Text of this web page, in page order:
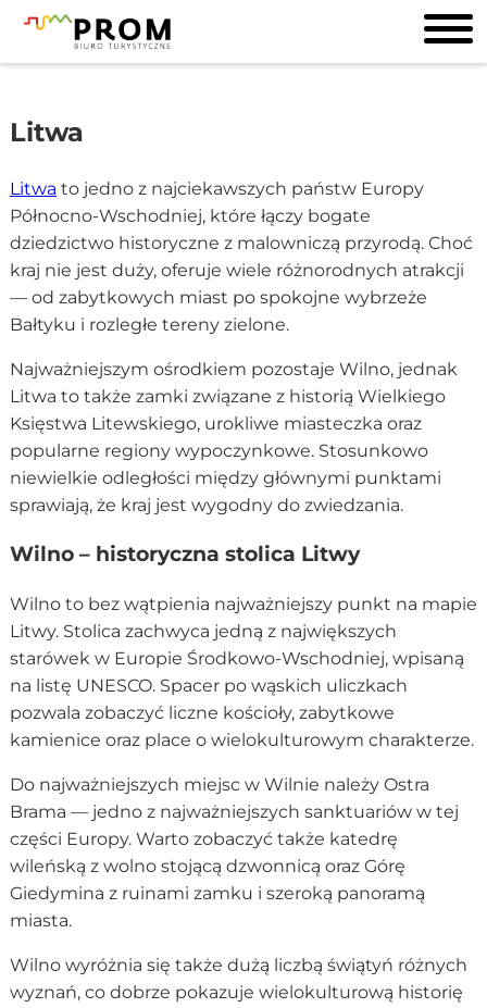
Litwa
Litwa to jedno z najciekawszych państw Europy
Północno-Wschodniej, które łączy bogate
dziedzictwo historyczne z malowniczą przyrodą. Choć
kraj nie jest duży, oferuje wiele różnorodnych atrakcji
— od zabytkowych miast po spokojne wybrzeże
Bałtyku i rozległe tereny zielone.
Najważniejszym ośrodkiem pozostaje Wilno, jednak
Litwa to także zamki związane z historią Wielkiego
Księstwa Litewskiego, urokliwe miasteczka oraz
popularne regiony wypoczynkowe. Stosunkowo
niewielkie odległości między głównymi punktami
sprawiają, że kraj jest wygodny do zwiedzania.
Wilno – historyczna stolica Litwy
Wilno to bez wątpienia najważniejszy punkt na mapie
Litwy. Stolica zachwyca jedną z największych
starówek w Europie Środkowo-Wschodniej, wpisaną
na listę UNESCO. Spacer po wąskich uliczkach
pozwala zobaczyć liczne kościoły, zabytkowe
kamienice oraz place o wielokulturowym charakterze.
Do najważniejszych miejsc w Wilnie należy Ostra
Brama — jedno z najważniejszych sanktuariów w tej
części Europy. Warto zobaczyć także katedrę
wileńską z wolno stojącą dzwonnicą oraz Górę
Giedymina z ruinami zamku i szeroką panoramą
miasta.
Wilno wyróżnia się także dużą liczbą świątyń różnych
wyznań, co dobrze pokazuje wielokulturową historię